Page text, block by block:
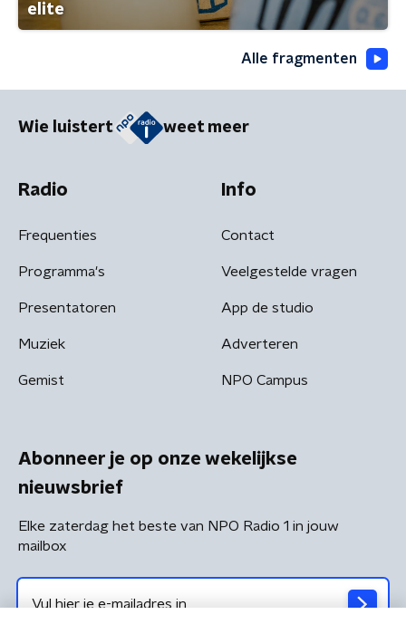
elite
Alle fragmenten
Wie luistert weet meer
Radio
Frequenties
Programma's
Presentatoren
Muziek
Gemist
Info
Contact
Veelgestelde vragen
App de studio
Adverteren
NPO Campus
Abonneer je op onze wekelijkse
nieuwsbrief
Elke zaterdag het beste van NPO Radio 1 in jouw
mailbox